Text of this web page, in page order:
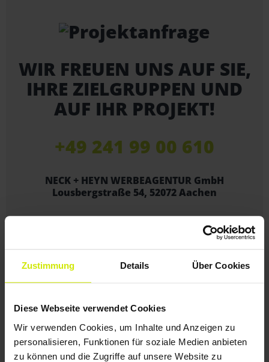
Zustimmung Details Über Cookies
Diese Webseite verwendet Cookies
Wir verwenden Cookies, um Inhalte und Anzeigen zu
personalisieren, Funktionen für soziale Medien anbieten
zu können und die Zugriffe auf unsere Website zu
WIR FREUEN UNS AUF SIE,
IHRE ZIELGRUPPEN UND
AUF IHR PROJEKT!
+49 241 99 00 610
NECK + HEYN WERBEAGENTUR GmbH
Lousbergstraße 54, 52072 Aachen
WIR LESEN GERNE
VON IHNEN